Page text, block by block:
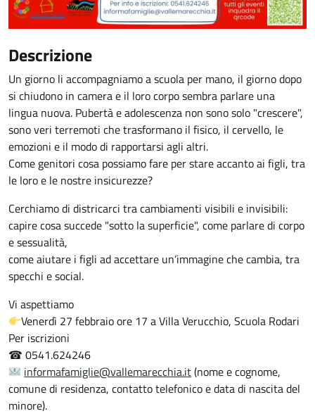
Descrizione
Un giorno li accompagniamo a scuola per mano, il giorno dopo
si chiudono in camera e il loro corpo sembra parlare una
lingua nuova. Pubertà e adolescenza non sono solo "crescere",
sono veri terremoti che trasformano il fisico, il cervello, le
emozioni e il modo di rapportarsi agli altri.
Come genitori cosa possiamo fare per stare accanto ai figli, tra
le loro e le nostre insicurezze?
Cerchiamo di districarci tra cambiamenti visibili e invisibili:
capire cosa succede "sotto la superficie", come parlare di corpo
e sessualità,
come aiutare i figli ad accettare un’immagine che cambia, tra
specchi e social.
Vi aspettiamo
Venerdì 27 febbraio ore 17 a Villa Verucchio, Scuola Rodari
Per iscrizioni
☎ 0541.624246
informafamiglie@vallemarecchia.it(nome e cognome,
comune di residenza, contatto telefonico e data di nascita del
minore).